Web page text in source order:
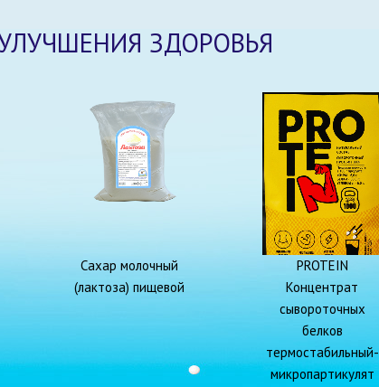
ЗДОРОВЬЯ
Сахар молочный
(лактоза) пищевой
PROTEIN
Концентрат
сывороточных
белков
термостабильный-
микропартикулят